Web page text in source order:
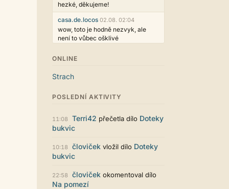
hezké, děkujeme!
casa.de.locos 02.08. 02:04
wow, toto je hodně nezvyk, ale
není to vůbec ošklivé
Už i počet přečtení jde vidět,
reklama co zasahovala do chatu je
myslím také už v pořádku,
Líbí se mi tmavá varianta nového
vzhledu. Na některých místech
jsou sice mezi prvky příliš velké
určitě to půjde upravit místním
stylem... Celkově je styl dobře
puero 29.07. 11:53
ONLINE
Strach
POSLEDNÍ AKTIVITY
11:08 Terri42 přečetla dílo Doteky
bukvic
10:18 človiček vložil dílo Doteky
bukvic
22:58 človiček okomentoval dílo
Na pomezí